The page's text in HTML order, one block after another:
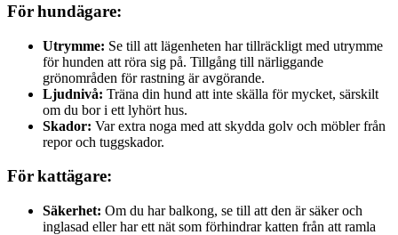
För hundägare:
Utrymme: Se till att lägenheten har tillräckligt med utrymme
för hunden att röra sig på. Tillgång till närliggande
grönområden för rastning är avgörande.
Ljudnivå: Träna din hund att inte skälla för mycket, särskilt
om du bor i ett lyhört hus.
Skador: Var extra noga med att skydda golv och möbler från
repor och tuggskador.
För kattägare:
Säkerhet: Om du har balkong, se till att den är säker och
inglasad eller har ett nät som förhindrar katten från att ramla